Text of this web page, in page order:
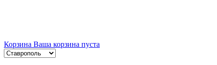
Корзина Ваша корзина пуста